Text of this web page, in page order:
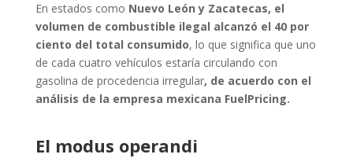
En estados como Nuevo León y Zacatecas, el
volumen de combustible ilegal alcanzó el 40 por
ciento del total consumido, lo que significa que uno
de cada cuatro vehículos estaría circulando con
gasolina de procedencia irregular, de acuerdo con el
análisis de la empresa mexicana FuelPricing.
El modus operandi